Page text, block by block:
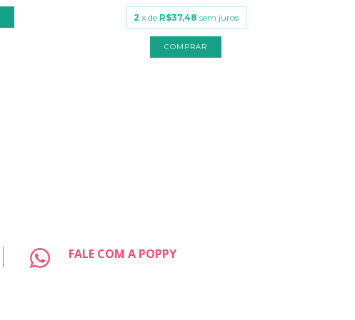
2 x de R$37,48 sem juros
COMPRAR
FALE COM A POPPY